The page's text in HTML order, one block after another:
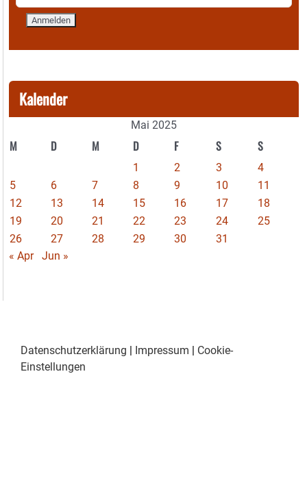
Kalender
Mai 2025
M D M D F S S
1 2 3
4
5
6 7 8 9 10
11
12
13 14 15 16 17
18
19
20 21 22 23 24
25
26
27 28 29 30
31
« Apr
Jun »
Datenschutzerklärung Impressum
Cookie-
Einstellungen